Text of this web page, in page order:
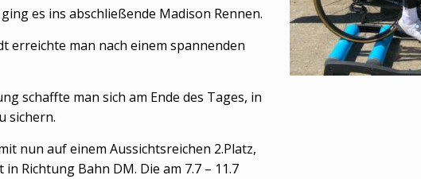
es ins abschließende Madison Rennen.
erreichte man nach einem spannenden
schaffte man sich am Ende des Tages, in
sichern.
nun auf einem Aussichtsreichen 2.Platz,
Richtung Bahn DM. Die am 7.7 – 11.7